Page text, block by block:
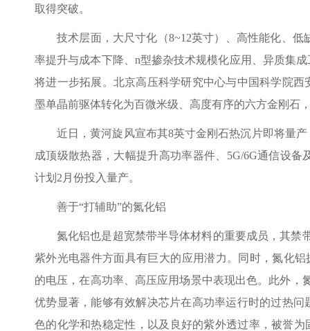
取得突破。
技术层面，大尺寸化（8~12英寸）、高性能化、
率提升与成本下降、n型掺杂技术规模化应用、异质集
将进一步拓展。北京高压科学研究中心与中国科学院
墨单晶前驱体转化为百微米级、高度有序的六方金刚石
近日，黄河旋风宣布其8英寸金刚石热沉片即将量
成顶级散热器，大幅提升高功率器件、5G/6G通信设
计划2月份投入量产。
善于“打辅助”的氮化铝
氮化铝也是超宽禁带半导体材料的重要成员，其禁
紫外光电器件方面具有巨大的应用潜力。同时，氮化
的电压，在高功率、高压应用场景中表现出色。此外，
优势显著，能够有效解决芯片在高功率运行时的过热
色的化学和热稳定性，以及良好的紫外透过率，被誉